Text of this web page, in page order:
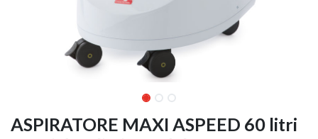
ASPIRATORE MAXI ASPEED 60 litri